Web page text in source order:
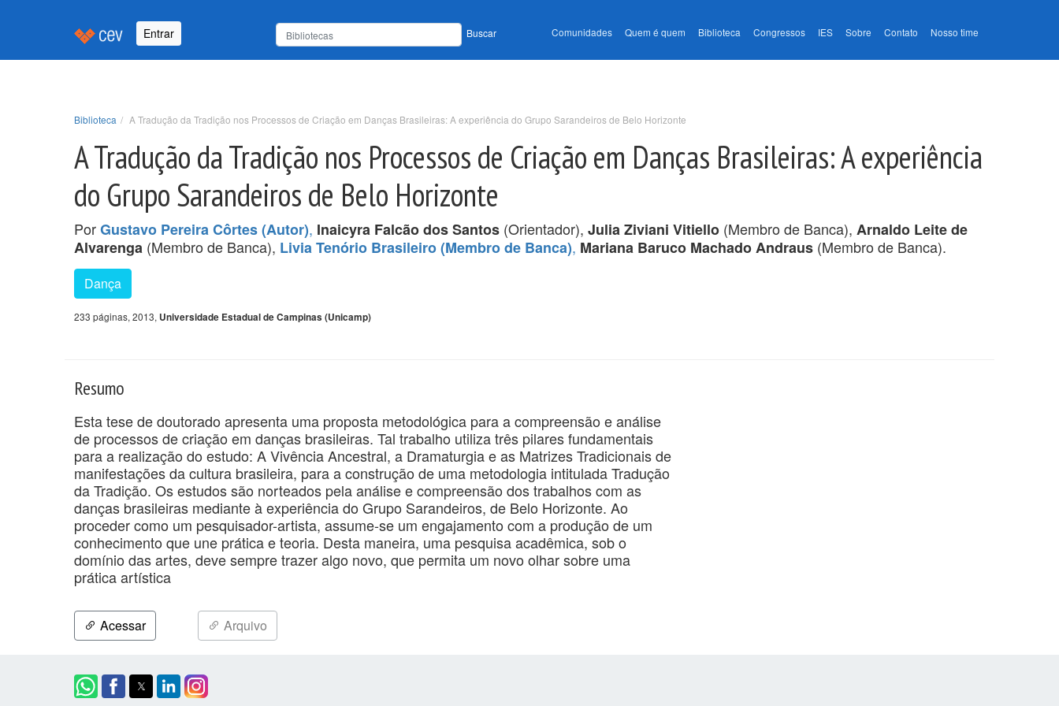
Entrar Buscar Comunidades Quem é quem Biblioteca Congressos IES Sobre Contato Nosso time
Biblioteca A Tradução da Tradição nos Processos de Criação em Danças Brasileiras: A experiência do Grupo Sarandeiros de Belo Horizonte
A Tradução da Tradição nos Processos de Criação em Danças Brasileiras: A experiência
do Grupo Sarandeiros de Belo Horizonte
PorGustavo Pereira Côrtes (Autor), Inaicyra Falcão dos Santos (Orientador), Julia Ziviani Vitiello (Membro de Banca), Arnaldo Leite de
Alvarenga (Membro de Banca), Livia Tenório Brasileiro (Membro de Banca), Mariana Baruco Machado Andraus (Membro de Banca).
Dança
233 páginas, 2013, Universidade Estadual de Campinas (Unicamp)
Resumo
Esta tese de doutorado apresenta uma proposta metodológica para a compreensão e análise
de processos de criação em danças brasileiras. Tal trabalho utiliza três pilares fundamentais
para a realização do estudo: A Vivência Ancestral, a Dramaturgia e as Matrizes Tradicionais de
manifestações da cultura brasileira, para a construção de uma metodologia intitulada Tradução
da Tradição. Os estudos são norteados pela análise e compreensão dos trabalhos com as
danças brasileiras mediante à experiência do Grupo Sarandeiros, de Belo Horizonte. Ao
proceder como um pesquisador-artista, assume-se um engajamento com a produção de um
conhecimento que une prática e teoria. Desta maneira, uma pesquisa acadêmica, sob o
domínio das artes, deve sempre trazer algo novo, que permita um novo olhar sobre uma
prática artística
Acessar Arquivo